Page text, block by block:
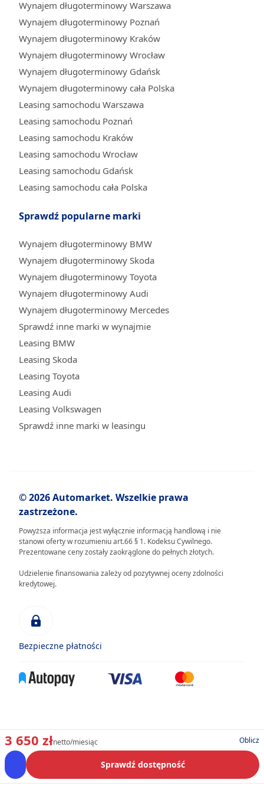
3 650 złnetto/miesiąc Oblicz
Sprawdź dostępność
Wynajem długoterminowy Warszawa
Wynajem długoterminowy Poznań
Wynajem długoterminowy Kraków
Wynajem długoterminowy Wrocław
Wynajem długoterminowy Gdańsk
Wynajem długoterminowy cała Polska
Leasing samochodu Warszawa
Leasing samochodu Poznań
Leasing samochodu Kraków
Leasing samochodu Wrocław
Leasing samochodu Gdańsk
Leasing samochodu cała Polska
Sprawdź popularne marki
Wynajem długoterminowy BMW
Wynajem długoterminowy Skoda
Wynajem długoterminowy Toyota
Wynajem długoterminowy Audi
Wynajem długoterminowy Mercedes
Sprawdź inne marki w wynajmie
Leasing BMW
Leasing Skoda
Leasing Toyota
Leasing Audi
Leasing Volkswagen
Sprawdź inne marki w leasingu
© 2026 Automarket. Wszelkie prawa
zastrzeżone.
Powyższa informacja jest wyłącznie informacją handlową i nie
stanowi oferty w rozumieniu art.66 § 1. Kodeksu Cywilnego.
Prezentowane ceny zostały zaokrąglone do pełnych złotych.
Udzielenie finansowania zależy od pozytywnej oceny zdolności
kredytowej.
Bezpieczne płatności